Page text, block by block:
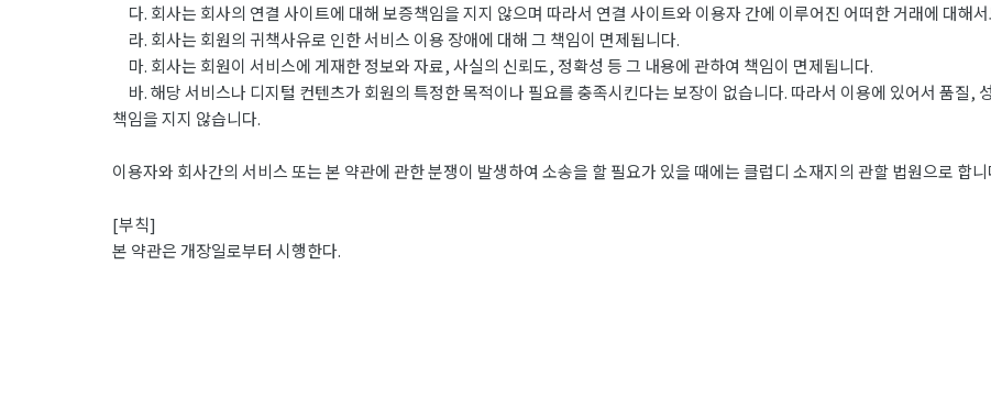
다. 회사는 회사의 연결 사이트에 대해 보증책임을 지지 않으며 따라서 연결 사이트와 이용자 간에 이루어진 어떠한 거래에 대해
라. 회사는 회원의 귀책사유로 인한 서비스 이용 장애에 대해 그 책임이 면제됩니다.
마. 회사는 회원이 서비스에 게재한 정보와 자료, 사실의 신뢰도, 정확성 등 그 내용에 관하여 책임이 면제됩니다.
바. 해당 서비스나 디지털 컨텐츠가 회원의 특정한 목적이나 필요를 충족시킨다는 보장이 없습니다. 따라서 이용에 있어서 품질,
책임을 지지 않습니다.
이용자와 회사간의 서비스 또는 본 약관에 관한 분쟁이 발생하여 소송을 할 필요가 있을 때에는 클럽디 소재지의 관할 법원으로 합니
[부칙]
본 약관은 개장일로부터 시행한다.